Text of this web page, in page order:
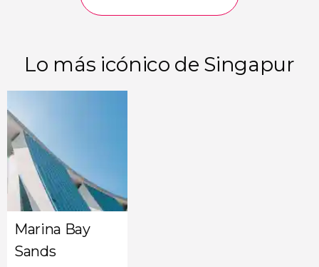
Lo más icónico de Singapur
Marina Bay
Sands